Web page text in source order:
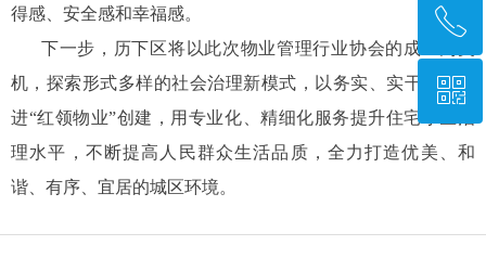
得感、安全感和幸福感。
下一步，历下区将以此次物业管理行业协会的成立为契
机，探索形式多样的社会治理新模式，以务实、实干作风推
进“红领物业”创建，用专业化、精细化服务提升住宅小区治
理水平，不断提高人民群众生活品质，全力打造优美、和
谐、有序、宜居的城区环境。
回到顶部
ꂅ
0531—67870677
ꀥ
微信二维码